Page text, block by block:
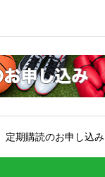
定期購読のお申し込み